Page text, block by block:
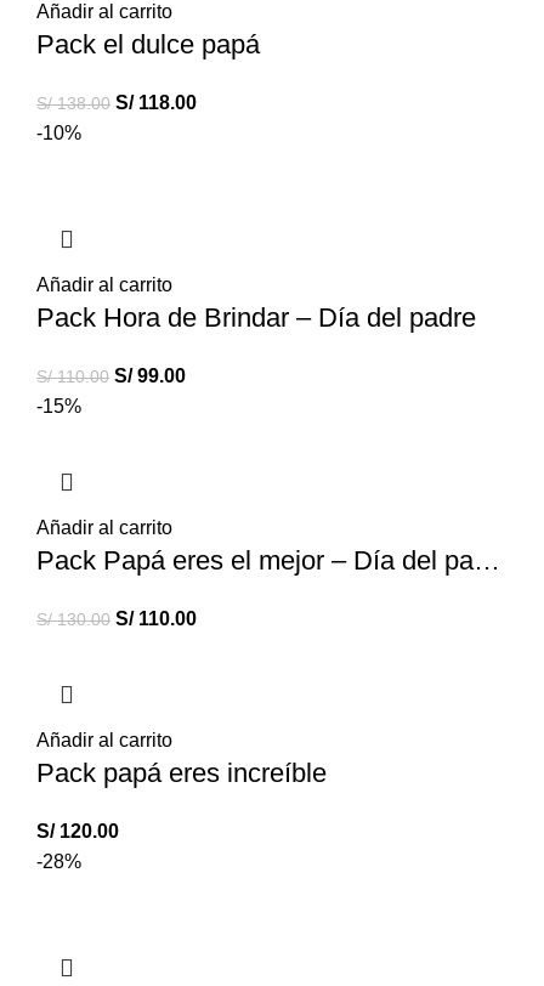
Añadir al carrito
Pack el dulce papá
S/138.00 S/ 118.00
-10%
Añadir al carrito
Pack Hora de Brindar – Día del padre
S/110.00 S/ 99.00
-15%
Añadir al carrito
Pack Papá eres el mejor – Día del padre
S/130.00 S/ 110.00
Añadir al carrito
Pack papá eres increíble
S/ 120.00
-28%